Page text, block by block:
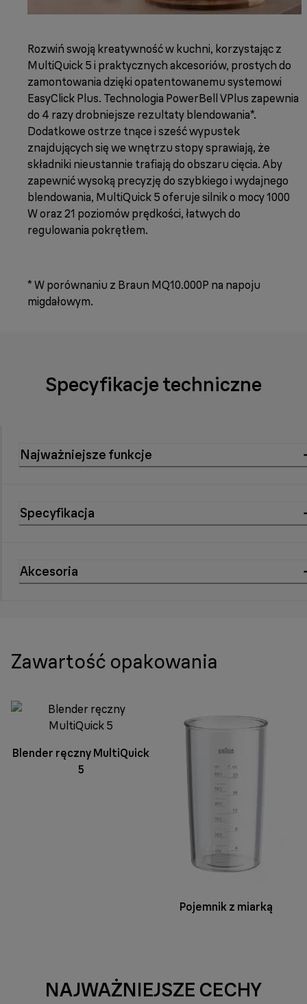
Rozwiń swoją kreatywność w kuchni, korzystając z
MultiQuick 5 i praktycznych akcesoriów, prostych do
zamontowania dzięki opatentowanemu systemowi
EasyClick Plus. Technologia PowerBell VPlus zapewnia
do 4 razy drobniejsze rezultaty blendowania*.
Dodatkowe ostrze tnące i sześć wypustek
znajdujących się we wnętrzu stopy sprawiają, że
składniki nieustannie trafiają do obszaru cięcia. Aby
zapewnić wysoką precyzję do szybkiego i wydajnego
blendowania, MultiQuick 5 oferuje silnik o mocy 1000
W oraz 21 poziomów prędkości, łatwych do
regulowania pokrętłem.
* W porównaniu z Braun MQ10.000P na napoju
migdałowym.
Specyfikacje techniczne
Najważniejsze funkcje
Specyfikacja
Akcesoria
Zawartość opakowania
Blender ręczny MultiQuick
5
Pojemnik z miarką
NAJWAŻNIEJSZE CECHY